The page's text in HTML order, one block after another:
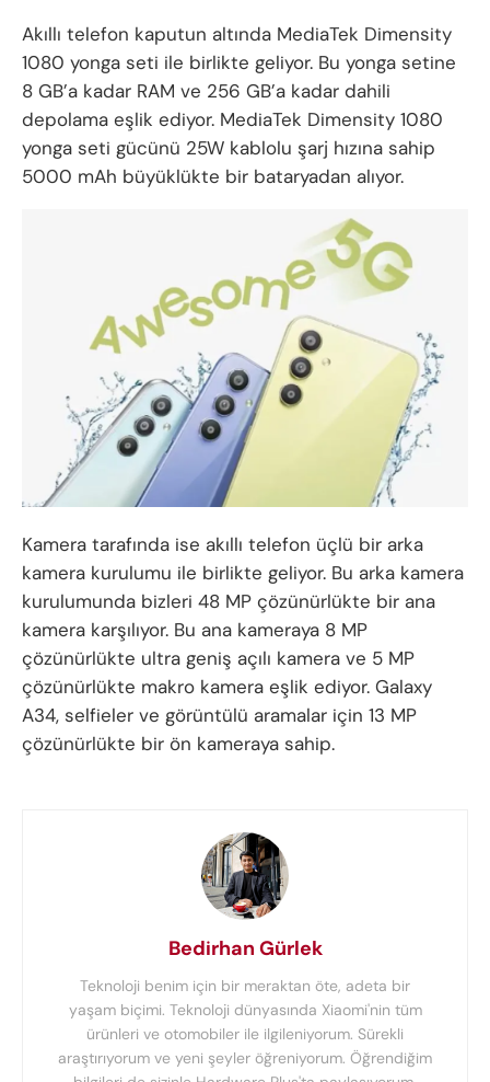
Akıllı telefon kaputun altında MediaTek Dimensity
1080 yonga seti ile birlikte geliyor. Bu yonga setine
8 GB’a kadar RAM ve 256 GB’a kadar dahili
depolama eşlik ediyor. MediaTek Dimensity 1080
yonga seti gücünü 25W kablolu şarj hızına sahip
5000 mAh büyüklükte bir bataryadan alıyor.
Kamera tarafında ise akıllı telefon üçlü bir arka
kamera kurulumu ile birlikte geliyor. Bu arka kamera
kurulumunda bizleri 48 MP çözünürlükte bir ana
kamera karşılıyor. Bu ana kameraya 8 MP
çözünürlükte ultra geniş açılı kamera ve 5 MP
çözünürlükte makro kamera eşlik ediyor. Galaxy
A34, selfieler ve görüntülü aramalar için 13 MP
çözünürlükte bir ön kameraya sahip.
Bedirhan Gürlek
Teknoloji benim için bir meraktan öte, adeta bir
yaşam biçimi. Teknoloji dünyasında Xiaomi'nin tüm
ürünleri ve otomobiler ile ilgileniyorum. Sürekli
araştırıyorum ve yeni şeyler öğreniyorum. Öğrendiğim